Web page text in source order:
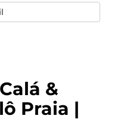
&
Praia |